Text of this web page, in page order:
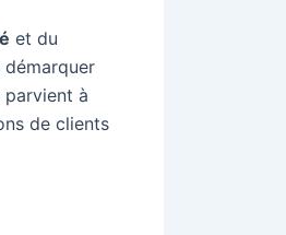
et du
démarquer
parvient à
de clients